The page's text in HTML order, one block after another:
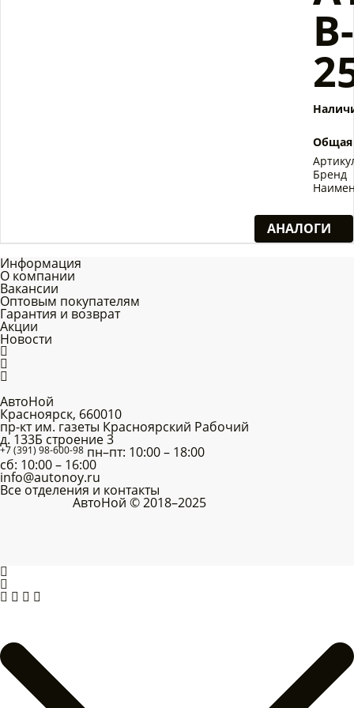
B-
Бренд
АНАЛОГИ
Информация
О компании
Вакансии
Оптовым покупателям
Гарантия и возврат
Акции
Новости
АвтоНой
Красноярск, 660010
пр-кт им. газеты Красноярский Рабочий
д. 133Б строение 3
+7 (391) 98-600-98 пн–пт: 10:00 – 18:00
сб: 10:00 – 16:00
info@autonoy.ru
Все отделения и контакты
АвтоНой © 2018–2025